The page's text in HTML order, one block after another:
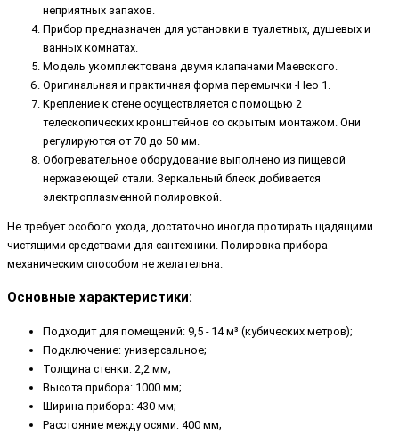
неприятных запахов.
Прибор предназначен для установки в туалетных, душевых и
ванных комнатах.
Модель укомплектована двумя клапанами Маевского.
Оригинальная и практичная форма перемычки -Нео 1.
Крепление к стене осуществляется с помощью 2
телескопических кронштейнов со скрытым монтажом. Они
регулируются от 70 до 50 мм.
Обогревательное оборудование выполнено из пищевой
нержавеющей стали. Зеркальный блеск добивается
электроплазменной полировкой.
Не требует особого ухода, достаточно иногда протирать щадящими
чистящими средствами для сантехники. Полировка прибора
механическим способом не желательна.
Основные характеристики:
Подходит для помещений: 9,5 - 14 м³ (кубических метров);
Подключение: универсальное;
Толщина стенки: 2,2 мм;
Высота прибора: 1000 мм;
Ширина прибора: 430 мм;
Расстояние между осями: 400 мм;